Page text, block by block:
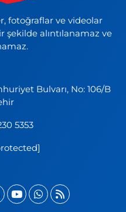
fotoğraflar ve videolar
alıntılanamaz ve
Bulvarı, No: 106/B
5353